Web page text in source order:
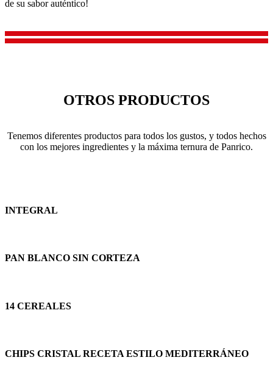
de su sabor auténtico!
OTROS PRODUCTOS
Tenemos diferentes productos para todos los gustos, y todos hechos
con los mejores ingredientes y la máxima ternura de Panrico.
INTEGRAL
PAN BLANCO SIN CORTEZA
14 CEREALES
CHIPS CRISTAL RECETA ESTILO MEDITERRÁNEO